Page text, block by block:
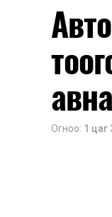
авна
Огноо: 1 цаг